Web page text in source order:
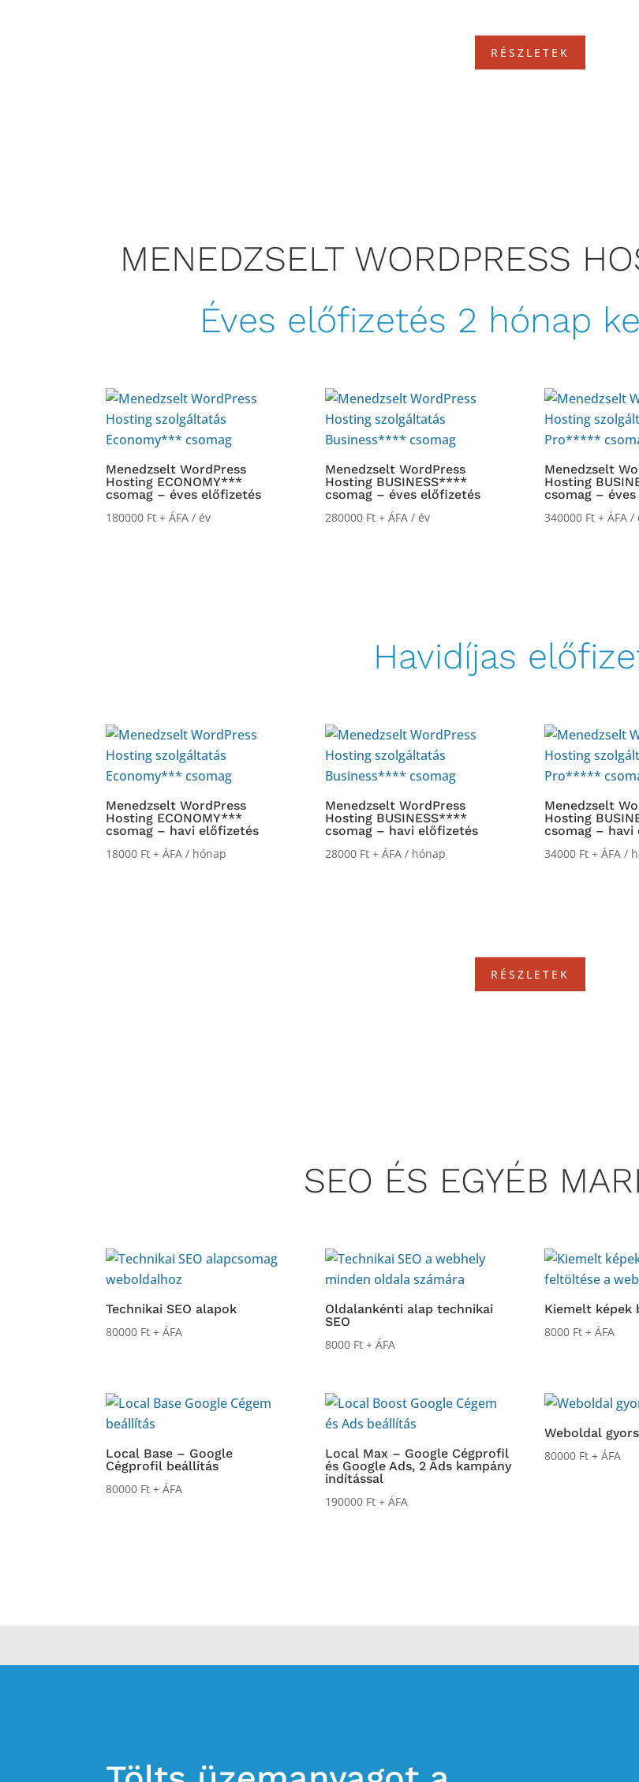
RÉSZLETEK
MENEDZSELT WORDPRESS
Éves előfizetés 2 hónap
Menedzselt WordPress
Hosting ECONOMY***
csomag – éves előfizetés
180000 Ft + ÁFA / év
Menedzselt WordPress
Hosting BUSINESS****
csomag – éves előfizetés
280000 Ft + ÁFA / év
Menedzselt
Hosting
csomag –
340000 Ft + ÁFA /
Havidíjas
Menedzselt WordPress
Hosting ECONOMY***
csomag – havi előfizetés
18000 Ft + ÁFA / hónap
Menedzselt WordPress
Hosting BUSINESS****
csomag – havi előfizetés
28000 Ft + ÁFA / hónap
Menedzselt
Hosting
csomag – havi
34000 Ft + ÁFA /
RÉSZLETEK
SEO ÉS EGYÉB
Technikai SEO alapok
80000 Ft + ÁFA
Oldalankénti alap technikai
SEO
8000 Ft + ÁFA
Kiemelt képek
8000 Ft + ÁFA
Local Base – Google
Cégprofil beállítás
80000 Ft + ÁFA
Local Max – Google Cégprofil
és Google Ads, 2 Ads kampány
indítással
190000 Ft + ÁFA
Weboldal
80000 Ft + ÁFA